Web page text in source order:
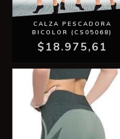
CALZA PESCADORA
BICOLOR (CS05068)
$18.975,61